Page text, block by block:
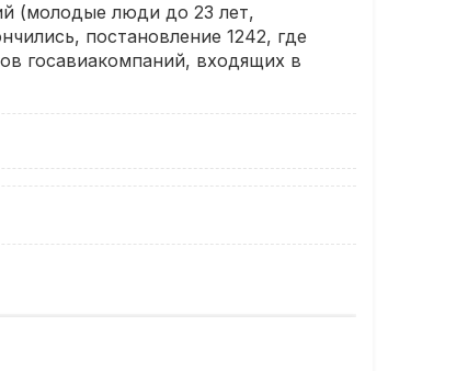
(молодые люди до 23 лет,
постановление 1242, где
госавиакомпаний, входящих в